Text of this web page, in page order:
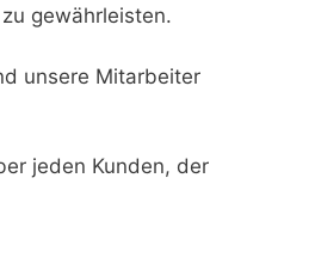
gewährleisten.
unsere Mitarbeiter
jeden Kunden, der